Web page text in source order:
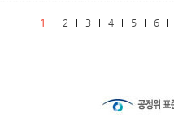
1 | 2 | 3 | 4 | 5 | 6